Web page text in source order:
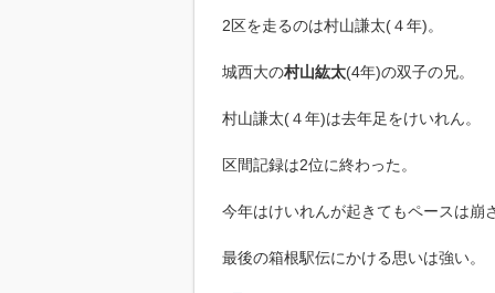
2区を走るのは村山謙太(４年)。
城西大の村山紘太(4年)の双子の兄。
村山謙太(４年)は去年足をけいれん。
区間記録は2位に終わった。
今年はけいれんが起きてもペースは崩
最後の箱根駅伝にかける思いは強い。